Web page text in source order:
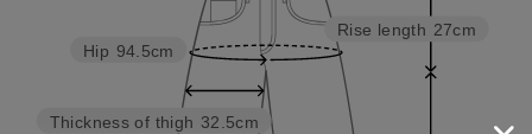
Rise length 27cm
Thickness of thigh 32.5cm
Hip 94.5cm